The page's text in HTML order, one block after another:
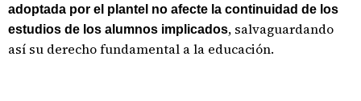
adoptada por el plantel no afecte la continuidad de los
estudios de los alumnos implicados, salvaguardando
así su derecho fundamental a la educación.